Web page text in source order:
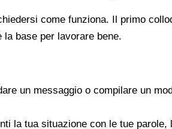
come funziona. Il primo
base per lavorare bene.
un messaggio o compilare un
la tua situazione con le tue